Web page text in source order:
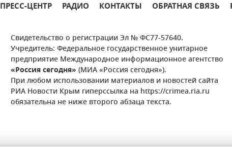
ПРЕСС-ЦЕНТР РАДИО КОНТАКТЫ ОБРАТНАЯ СВЯЗЬ
Свидетельство о регистрации Эл № ФС77-57640.
Учредитель: Федеральное государственное унитарное
предприятие Международное информационное агентство
«Россия сегодня» (МИА «Россия сегодня»).
При любом использовании материалов и новостей сайта
РИА Новости Крым гиперссылка на https://crimea.ria.ru
обязательна не ниже второго абзаца текста.